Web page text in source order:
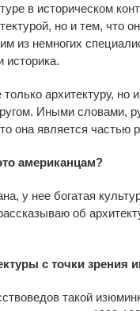
в историческом
но и тем, что
из немногих
историка.
архитектуру, но
Иными словами,
она является частью
американцам?
у нее богатая
об
с точки зрения
такой